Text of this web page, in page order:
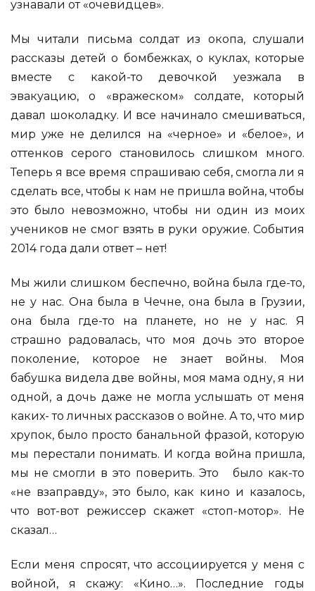
узнавали от «очевидцев».
Мы читали письма солдат из окопа, слушали
рассказы детей о бомбежках, о куклах, которые
вместе с какой-то девочкой уезжала в
эвакуацию, о «вражеском» солдате, который
давал шоколадку. И все начинало смешиваться,
мир уже не делился на «черное» и «белое», и
оттенков серого становилось слишком много.
Теперь я все время спрашиваю себя, смогла ли я
сделать все, чтобы к нам не пришла война, чтобы
это было невозможно, чтобы ни один из моих
учеников не смог взять в руки оружие. События
2014 года дали ответ – нет!
Мы жили слишком беспечно, война была где-то,
не у нас. Она была в Чечне, она была в Грузии,
она была где-то на планете, но не у нас. Я
страшно радовалась, что моя дочь это второе
поколение, которое не знает войны. Моя
бабушка видела две войны, моя мама одну, я ни
одной, а дочь даже не могла услышать от меня
каких- то личных рассказов о войне. А то, что мир
хрупок, было просто банальной фразой, которую
мы перестали понимать. И когда война пришла,
мы не смогли в это поверить. Это было как-то
«не взаправду», это было, как кино и казалось,
что вот-вот режиссер скажет «стоп-мотор». Не
сказал…
Если меня спросят, что ассоциируется у меня с
войной, я скажу: «Кино…». Последние годы